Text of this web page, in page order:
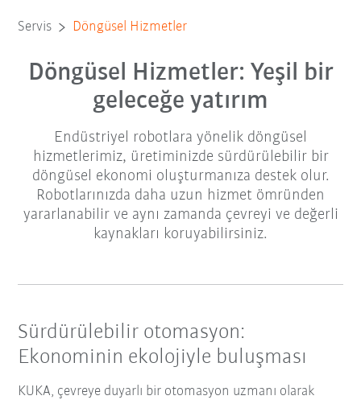
Servis Döngüsel Hizmetler
Döngüsel Hizmetler: Yeşil bir
geleceğe yatırım
Endüstriyel robotlara yönelik döngüsel
hizmetlerimiz, üretiminizde sürdürülebilir bir
döngüsel ekonomi oluşturmanıza destek olur.
Robotlarınızda daha uzun hizmet ömründen
yararlanabilir ve aynı zamanda çevreyi ve değerli
kaynakları koruyabilirsiniz.
Sürdürülebilir otomasyon:
Ekonominin ekolojiyle buluşması
KUKA, çevreye duyarlı bir otomasyon uzmanı olarak